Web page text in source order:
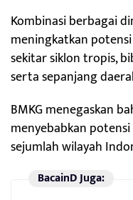
Kombinasi berbagai
meningkatkan
sekitar siklon tropis,
serta sepanjang
BMKG menegaskan
menyebabkan
sejumlah wilayah
BacainD Juga: